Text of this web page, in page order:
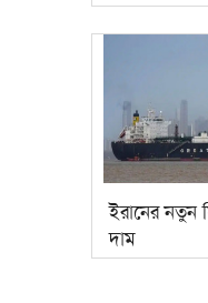
ইরানের নতুন
দাম